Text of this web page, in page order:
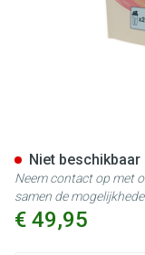
€ 49,95
Niet beschikbaar
Neem contact op met
samen de